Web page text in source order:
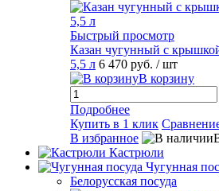
Быстрый просмотр
Казан чугунный с
5,5 л 6 470 руб. / шт
В корзину
Подробнее
Купить в 1 клик
В избранное
Кастрюли
Чугунная
Белорусская посуда